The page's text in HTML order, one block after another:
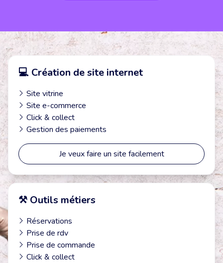
💻 Création de site internet
Site vitrine
Site e-commerce
Click & collect
Gestion des paiements
Je veux faire un site facilement
⚒️ Outils métiers
Réservations
Prise de rdv
Prise de commande
Click & collect